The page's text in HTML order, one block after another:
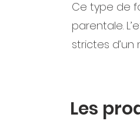
Ce type de
parentale.
strictes
Les